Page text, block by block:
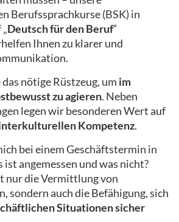
Berufssprachkurse (BSK) in
Deutsch für den Beruf“
Ihnen zu klarer und
nötige Rüstzeug, um im
zu agieren. Neben
legen wir besonderen Wert auf
Kompetenz.
bei einem Geschäftstermin in
ist angemessen und was nicht?
nur die Vermittlung von
sondern auch die Befähigung, sich
Situationen sicher